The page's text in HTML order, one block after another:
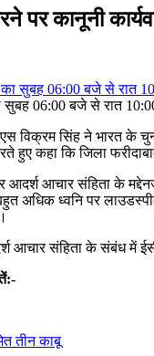
कानूनी
06:00 बजे से रात
विक्रम सिंह ने भारत
हुए कहा कि जिला
आदर्श आचार संहिता के
अधिक ध्वनि पर
संहिता के संबंध में
तीन काबू